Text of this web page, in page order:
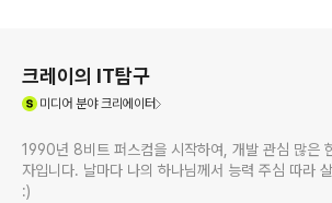
크레이의 IT탐구
미디어 분야 크리에이터
1990년 8비트 퍼스컴을 시작하여, 개발 관심 많은
자입니다. 날마다 나의 하나님께서 능력 주심 따라
:)